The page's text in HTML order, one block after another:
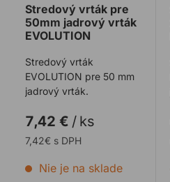
Stredový vrták pre
50mm jadrový vrták
EVOLUTION
Stredový vrták
EVOLUTION pre 50 mm
jadrový vrták.
7,42 € / ks
7,42€ s DPH
Nie je na sklade